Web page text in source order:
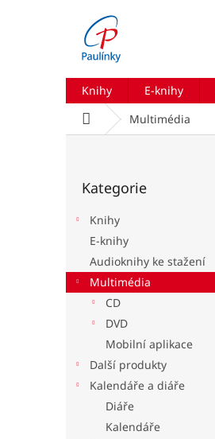
Knihy E-knihy
Domů Multimédia
kategorie
Kategorie
Knihy
E-knihy
Audioknihy ke stažení
Multimédia
CD
DVD
Mobilní aplikace
Další produkty
Kalendáře a diáře
Diáře
Kalendáře